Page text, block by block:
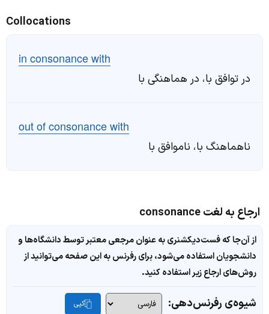
Collocations
in consonance with
در توافق با، در هماهنگی با
out of consonance with
ناهماهنگ با، ناموافق با
ارجاع به لغت consonance
از آن‌جا که فست‌دیکشنری به عنوان مرجعی معتبر توسط دانشگاه‌ها و
دانشجویان استفاده می‌شود، برای رفرنس به این صفحه می‌توانید از
روش‌های ارجاع زیر استفاده کنید.
شیوه‌ی رفرنس‌دهی: کپی